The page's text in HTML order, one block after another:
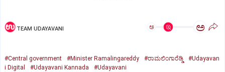
TEAM UDAYAVANI ಅ ಅ
#Central government #Minister Ramalingareddy #ರಾಮಲಿಂಗಾರೆಡ್ಡಿ
#Udayavan
i Digital
#Udayavani Kannada #Udayavani